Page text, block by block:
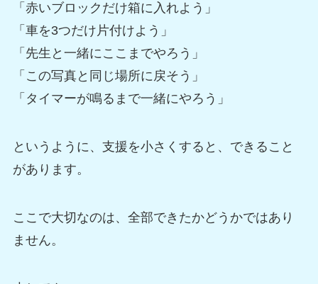
「赤いブロックだけ箱に入れよう」
「車を3つだけ片付けよう」
「先生と一緒にここまでやろう」
「この写真と同じ場所に戻そう」
「タイマーが鳴るまで一緒にやろう」
というように、支援を小さくすると、できること
があります。
ここで大切なのは、全部できたかどうかではあり
ません。